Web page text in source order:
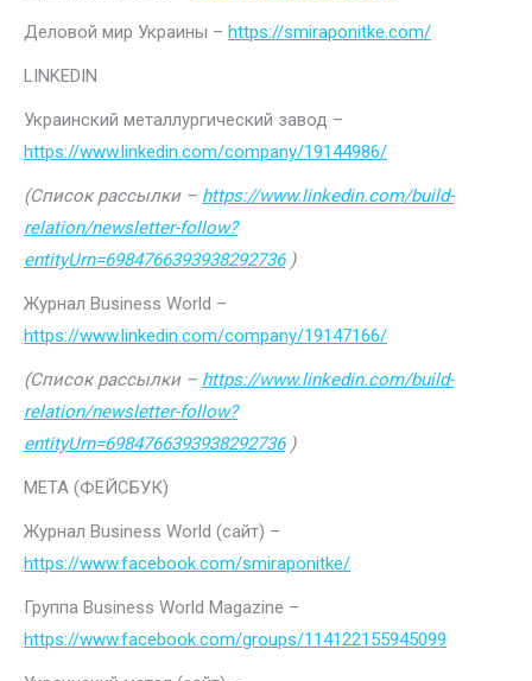
Деловой мир Украины – https://smiraponitke.com/
LINKEDIN
Украинский металлургический завод –
https://www.linkedin.com/company/19144986/
(Список рассылки – https://www.linkedin.com/build-
relation/newsletter-follow?
entityUrn=6984766393938292736)
Журнал Business World –
https://www.linkedin.com/company/19147166/
(Список рассылки – https://www.linkedin.com/build-
relation/newsletter-follow?
entityUrn=6984766393938292736)
МЕТА (ФЕЙСБУК)
Журнал Business World (сайт) –
https://www.facebook.com/smiraponitke/
Группа Business World Magazine –
https://www.facebook.com/groups/114122155945099